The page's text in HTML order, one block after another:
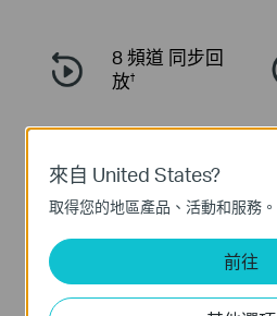
8 頻道 同步回
放†
全面相容
1× SATA 介面
TB)*
來自 United States?
取得您的地區產品、活動和服務。
前往